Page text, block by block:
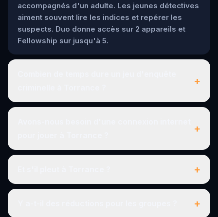
accompagnés d'un adulte. Les jeunes détectives
aiment souvent lire les indices et repérer les
suspects. Duo donne accès sur 2 appareils et
Fellowship sur jusqu'à 5.
+
+
+
+